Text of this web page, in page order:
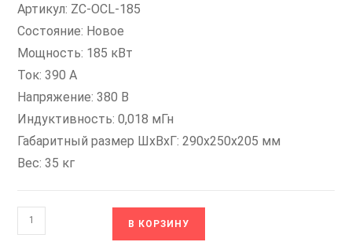
Артикул: ZC-OCL-185
Состояние: Новое
Мощность: 185 кВт
Ток: 390 А
Напряжение: 380 В
Индуктивность: 0,018 мГн
Габаритный размер ШхВхГ: 290x250x205 мм
Вес: 35 кг
Количество
товара
В КОРЗИНУ